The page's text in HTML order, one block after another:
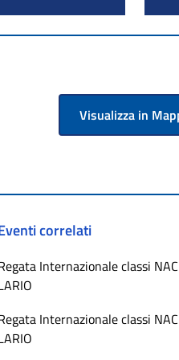
Visualizza in
correlati
Internazionale classi
Internazionale classi